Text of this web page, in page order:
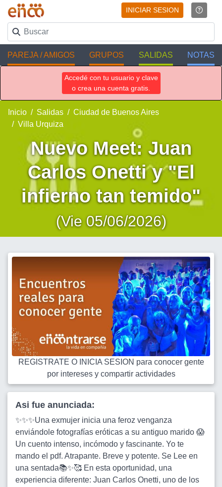
INICIAR SESION
PAREJA / AMIGOS GRUPOS SALIDAS NOTAS
Accedé con tu usuario y clave
o crea una cuenta gratis.
Inicio Salidas
Ciudad de Buenos Aires
Villa Urquiza
Nuevo Meet: Juan
Carlos Onetti y "El
infierno tan temido"
(Vie 05/06/2026)
REGISTRATE O INICIA SESION para conocer gente
por intereses y compartir actividades
Asi fue anunciada:
✨✨✨Una exmujer inicia una feroz venganza
enviándole fotografías eróticas a su antiguo marido 😱
Un cuento intenso, incómodo y fascinante. Yo te
mando el pdf. Atrapante. Breve y potente. Se Lee en
una sentada📚✨🥰 En esta oportunidad, una
experiencia diferente: Juan Carlos Onetti, uno de los